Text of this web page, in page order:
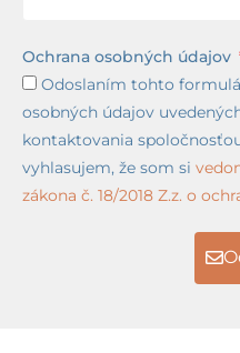
Ochrana osobných údajov
Odoslaním tohto
osobných údajov
kontaktovania
vyhlasujem, že som si
zákona č. 18/2018 Z.z. o